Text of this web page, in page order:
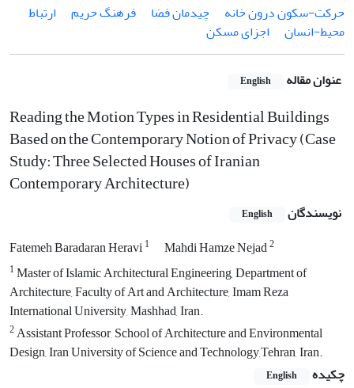
حرکت-سکون درون خانه
چیدمان فضا فرهنگ حریم
ارتباط
محیط-انسان
اجزای مسکن
عنوان مقاله English
Reading the Motion Types in Residential Buildings
Based on the Contemporary Notion of Privacy (Case
Study: Three Selected Houses of Iranian
Contemporary Architecture)
نویسندگان English
Fatemeh Baradaran Heravi1 Mahdi Hamze Nejad2
1Master of Islamic Architectural Engineering, Department of
Architecture, Faculty of Art and Architecture, Imam Reza
International University, Mashhad, Iran.
2Assistant Professor, School of Architecture and Environmental
Design, Iran University of Science and Technology,Tehran, Iran.
چکیده
English